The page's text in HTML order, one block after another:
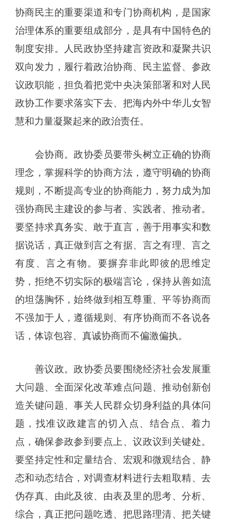
协商民主的重要渠道和专门协商机构，是国家
治理体系的重要组成部分，是具有中国特色的
制度安排。人民政协坚持建言资政和凝聚共识
双向发力，履行着政治协商、民主监督、参政
议政职能，担负着把党中央决策部署和对人民
政协工作要求落实下去、把海内外中华儿女智
慧和力量凝聚起来的政治责任。
会协商。政协委员要带头树立正确的协商
理念，掌握科学的协商方法，遵守明确的协商
规则，不断提高专业的协商能力，努力成为加
强协商民主建设的参与者、实践者、推动者。
要坚持求真务实、敢于直言，善于用事实和数
据说话，真正做到言之有据、言之有理、言之
有度、言之有物。要摒弃非此即彼的思维定
势，拒绝不切实际的极端言论，保持从善如流
的坦荡胸怀，始终做到相互尊重、平等协商而
不强加于人，遵循规则、有序协商而不各说各
话，体谅包容、真诚协商而不偏激偏执。
善议政。政协委员要围绕经济社会发展重
大问题、全面深化改革难点问题、推动创新创
造关键问题、事关人民群众切身利益的具体问
题，找准议政建言的切入点、结合点、着力
点，确保参政参到要点上、议政议到关键处。
要坚持定性和定量结合、宏观和微观结合、静
态和动态结合，对调查材料进行去粗取精、去
伪存真、由此及彼、由表及里的思考、分析、
综合，真正把问题吃透、把思路理清、把关键